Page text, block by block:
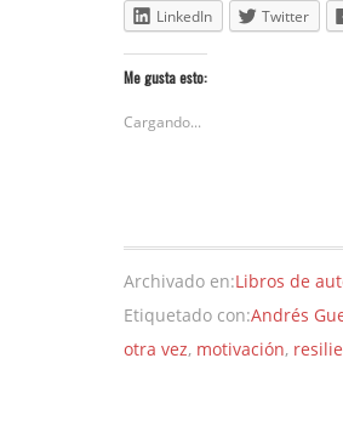
LinkedIn Twitter
Me gusta esto:
Cargando...
Archivado en:Libros de
Etiquetado con:Andrés
otra vez, motivación,